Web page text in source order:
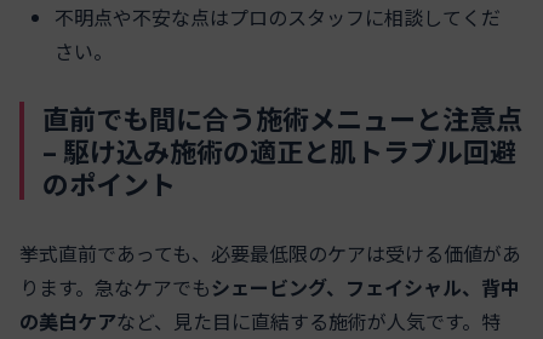
不明点や不安な点はプロのスタッフに相談してくだ
さい。
直前でも間に合う施術メニューと注意点
– 駆け込み施術の適正と肌トラブル回避
のポイント
挙式直前であっても、必要最低限のケアは受ける価値があ
ります。急なケアでもシェービング、フェイシャル、背中
の美白ケアなど、見た目に直結する施術が人気です。特